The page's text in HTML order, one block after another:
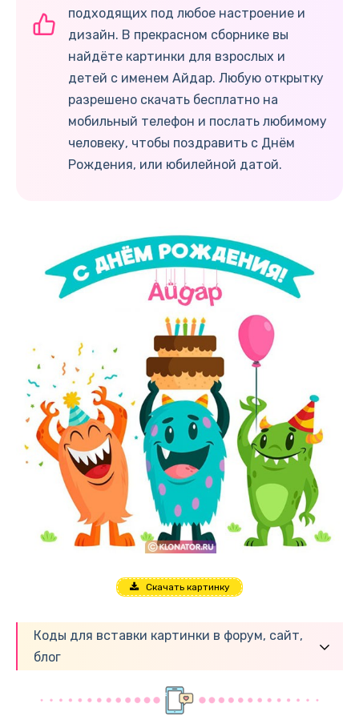
подходящих под любое настроение и
дизайн. В прекрасном сборнике вы
найдёте картинки для взрослых и
детей с именем Айдар. Любую открытку
разрешено скачать бесплатно на
мобильный телефон и послать любимому
человеку, чтобы поздравить с Днём
Рождения, или юбилейной датой.
Скачать картинку
Коды для вставки картинки в форум, сайт,
блог